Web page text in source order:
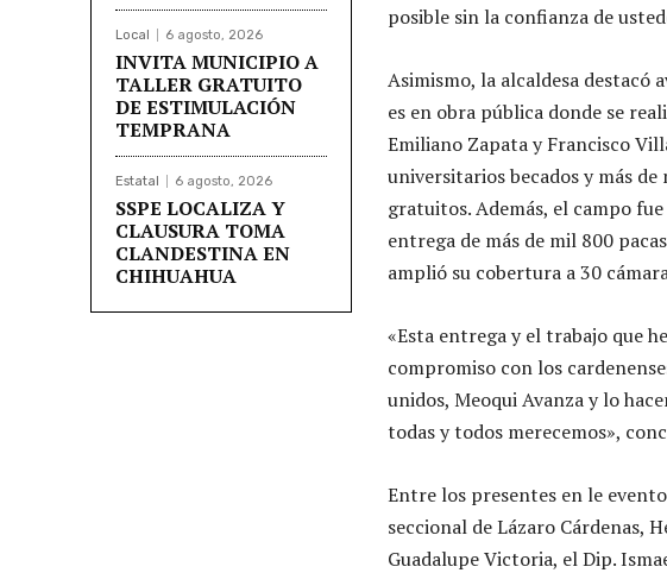
Local 6 agosto, 2026
INVITA MUNICIPIO A
TALLER GRATUITO
DE ESTIMULACIÓN
TEMPRANA
Estatal 6 agosto, 2026
SSPE LOCALIZA Y
CLAUSURA TOMA
CLANDESTINA EN
CHIHUAHUA
posible sin la confianza de
Asimismo, la alcaldesa
es en obra pública donde se
Emiliano Zapata y Francisco
universitarios becados y más
gratuitos. Además, el campo
entrega de más de mil 800
amplió su cobertura a 30
«Esta entrega y el trabajo que
compromiso con los
unidos, Meoqui Avanza y lo
todas y todos merecemos»,
Entre los presentes en le
seccional de Lázaro Cárdenas,
Guadalupe Victoria, el Dip.